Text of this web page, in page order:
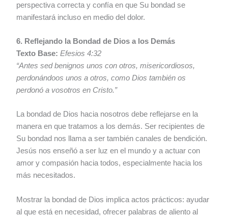
perspectiva correcta y confía en que Su bondad se
manifestará incluso en medio del dolor.
6. Reflejando la Bondad de Dios a los Demás
Texto Base: Efesios 4:32
“Antes sed benignos unos con otros, misericordiosos,
perdonándoos unos a otros, como Dios también os
perdonó a vosotros en Cristo.”
La bondad de Dios hacia nosotros debe reflejarse en la
manera en que tratamos a los demás. Ser recipientes de
Su bondad nos llama a ser también canales de bendición.
Jesús nos enseñó a ser luz en el mundo y a actuar con
amor y compasión hacia todos, especialmente hacia los
más necesitados.
Mostrar la bondad de Dios implica actos prácticos: ayudar
al que está en necesidad, ofrecer palabras de aliento al